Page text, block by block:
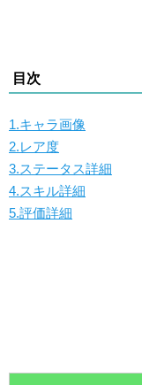
目次
1.キャラ画像
2.レア度
3.ステータス詳細
4.スキル詳細
5.評価詳細